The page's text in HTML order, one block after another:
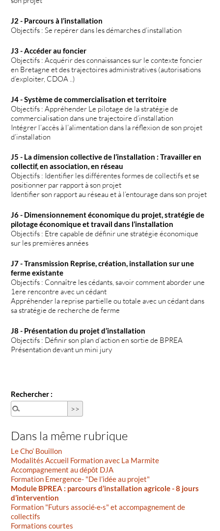
J2 - Parcours à l’installation
Objectifs : Se repérer dans les démarches d’installation
J3 - Accéder au foncier
Objectifs : Acquérir des connaissances sur le contexte foncier
en Bretagne et des trajectoires administratives (autorisations
d’exploiter, CDOA ..)
J4 - Système de commercialisation et territoire
Objectifs : Appréhender Le pilotage de la stratégie de
commercialisation dans une trajectoire d’installation
Intégrer l’accès à l’alimentation dans la réflexion de son projet
d’installation
J5 - La dimension collective de l’installation : Travailler en
collectif, en association, en réseau
Objectifs : Identifier les différentes formes de collectifs et se
positionner par rapport à son projet
Identifier son rapport au réseau et à l’entourage dans son projet
J6 - Dimensionnement économique du projet, stratégie de
pilotage économique et travail dans l’installation
Objectifs : Etre capable de définir une stratégie économique
sur les premières années
J7 - Transmission Reprise, création, installation sur une
ferme existante
Objectifs : Connaître les cédants, savoir comment aborder une
1ere rencontre avec un cédant
Appréhender la reprise partielle ou totale avec un cédant dans
sa stratégie de recherche de ferme
J8 - Présentation du projet d’installation
Objectifs : Définir son plan d’action en sortie de BPREA
Présentation devant un mini jury
Rechercher :
Dans la même rubrique
Le Cho’ Bouillon
Modalités Accueil Formation avec La Marmite
Accompagnement au dépôt DJA
Formation Emergence- "De l’idée au projet"
Module BPREA : parcours d’installation agricole - 8 jours
d’intervention
Formation "Futurs associé·e·s" et accompagnement de
collectifs
Formations courtes